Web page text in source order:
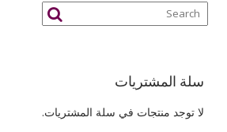
سلة المشتريات
لا توجد منتجات في سلة المشتريات.